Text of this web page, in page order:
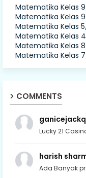
Matematika Kelas
Matematika Kelas
Matematika Kelas
Matematika Kelas
Matematika Kelas
Matematika Kelas
COMMENTS
Lucky 21
harish
Ada Banyak